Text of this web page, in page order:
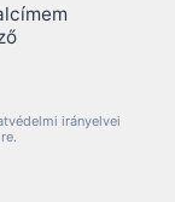
irányelvei